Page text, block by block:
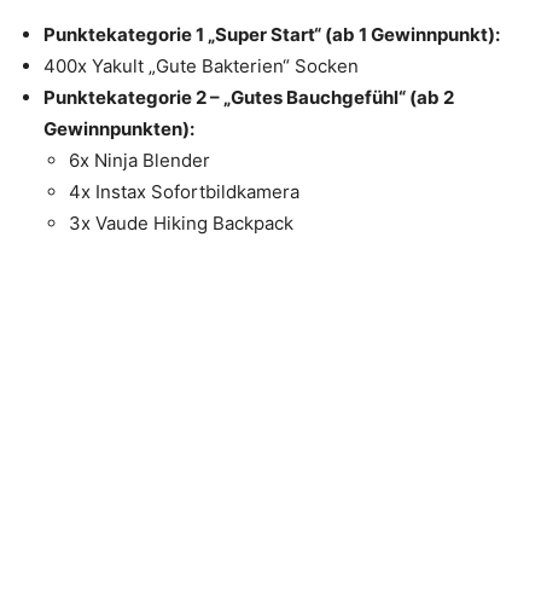
Punktekategorie 1 „Super Start“ (ab 1 Gewinnpunkt):
400x Yakult „Gute Bakterien“ Socken
Punktekategorie 2 – „Gutes Bauchgefühl“ (ab 2
Gewinnpunkten):
6x Ninja Blender
4x Instax Sofortbildkamera
3x Vaude Hiking Backpack